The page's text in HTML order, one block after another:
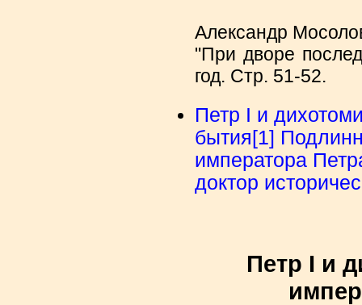
Александр
"При дворе
год. Стр. 51-52.
Петр Ι и
бытия[1]
императора
доктор
Петр Ι и